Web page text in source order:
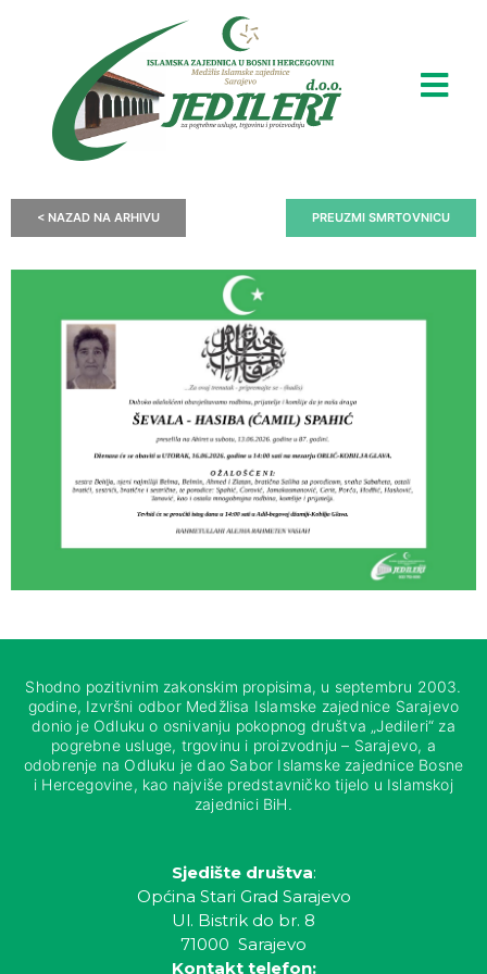
< NAZAD NA ARHIVU PREUZMI SMRTOVNICU
Shodno pozitivnim zakonskim propisima, u septembru 2003.
godine, Izvršni odbor Medžlisa Islamske zajednice Sarajevo
donio je Odluku o osnivanju pokopnog društva „Jedileri“ za
pogrebne usluge, trgovinu i proizvodnju – Sarajevo, a
odobrenje na Odluku je dao Sabor Islamske zajednice Bosne
i Hercegovine, kao najviše predstavničko tijelo u Islamskoj
zajednici BiH.
Sjedište društva:
Općina Stari Grad Sarajevo
Ul. Bistrik do br. 8
71000 Sarajevo
Kontakt telefon: